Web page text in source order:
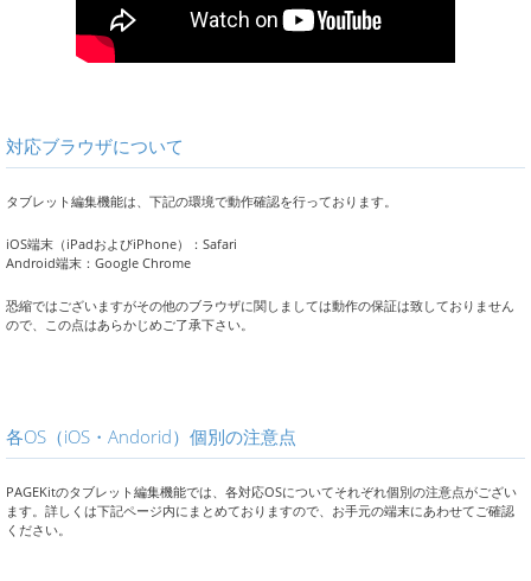
対応ブラウザについて
タブレット編集機能は、下記の環境で動作確認を行っております。
iOS端末（iPadおよびiPhone）：Safari
Android端末：Google Chrome
恐縮ではございますがその他のブラウザに関しましては動作の保証は致しておりません
ので、この点はあらかじめご了承下さい。
各OS（iOS・Andorid）個別の注意点
PAGEKitのタブレット編集機能では、各対応OSについてそれぞれ個別の注意点がござい
ます。詳しくは下記ページ内にまとめておりますので、お手元の端末にあわせてご確認
ください。